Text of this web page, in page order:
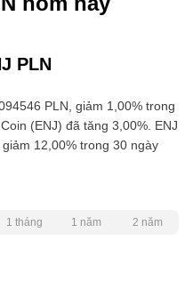
PLN
PLN, giảm 1,00% trong
(ENJ) đã tăng 3,00%. ENJ
12,00% trong 30 ngày
1 tháng 1 năm 2 năm